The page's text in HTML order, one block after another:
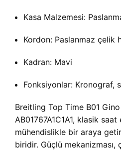
Kasa Malzemesi:
Kordon: Paslanmaz çelik
Kadran: Mavi
Fonksiyonlar: Kronograf,
Breitling Top Time B01
AB01767A1C1A1, klasik
mühendislikle bir araya
biridir. Güçlü mekanizması,